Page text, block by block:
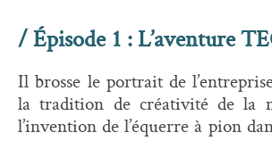
/ Épisode 1 : L’aventure
Il brosse le portrait de
la tradition de créativité de la
l’invention de l’équerre à pion